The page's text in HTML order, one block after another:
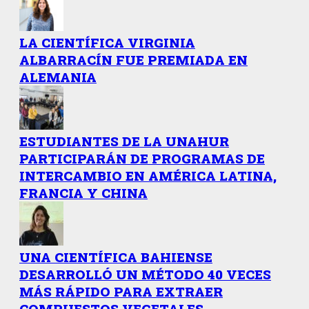
LA CIENTÍFICA VIRGINIA
ALBARRACÍN FUE PREMIADA EN
ALEMANIA
ESTUDIANTES DE LA UNAHUR
PARTICIPARÁN DE PROGRAMAS DE
INTERCAMBIO EN AMÉRICA LATINA,
FRANCIA Y CHINA
UNA CIENTÍFICA BAHIENSE
DESARROLLÓ UN MÉTODO 40 VECES
MÁS RÁPIDO PARA EXTRAER